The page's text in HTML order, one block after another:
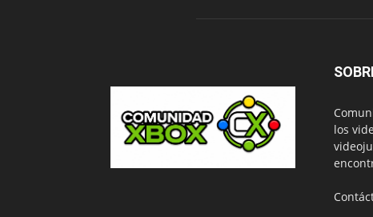
los